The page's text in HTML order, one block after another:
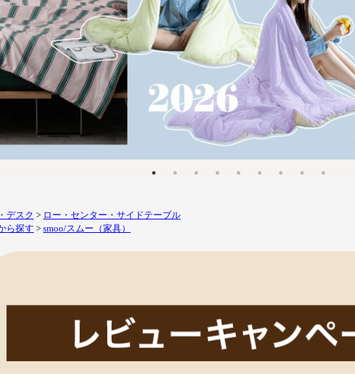
デスク > ロー・センター・サイドテーブル
ら探す > smoo/スムー（家具）